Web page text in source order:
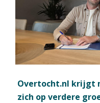
Overtocht.nl krijgt
zich op verdere